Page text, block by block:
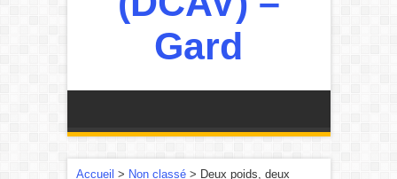
Accueil > Non classé> Deux poids, deux